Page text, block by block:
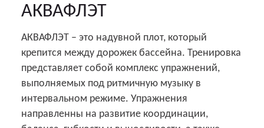
АКВАФЛЭТ
АКВАФЛЭТ – это надувной плот, который
крепится между дорожек бассейна. Тренировка
представляет собой комплекс упражнений,
выполняемых под ритмичную музыку в
интервальном режиме. Упражнения
направленны на развитие координации,